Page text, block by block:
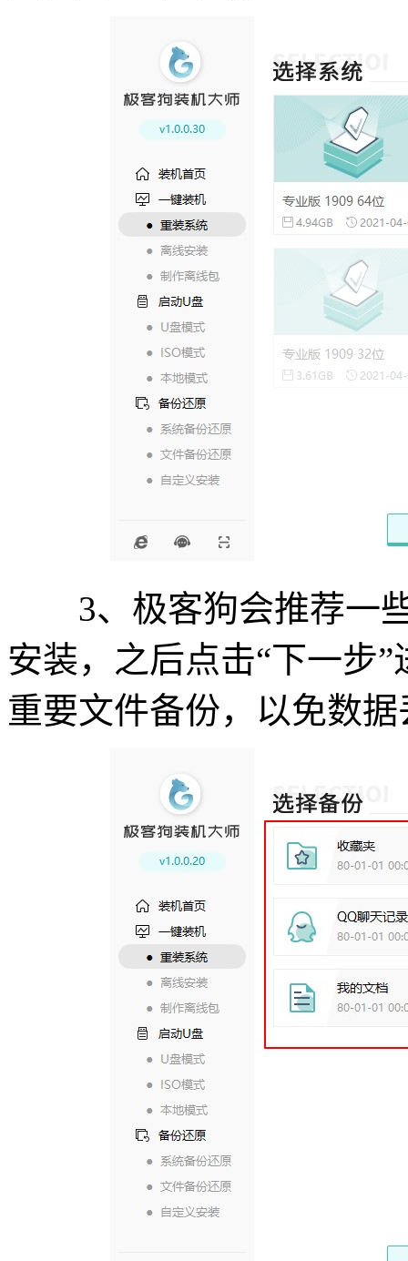
3、极客狗会推荐一些
安装，之后点击“下一步
重要文件备份，以免数据